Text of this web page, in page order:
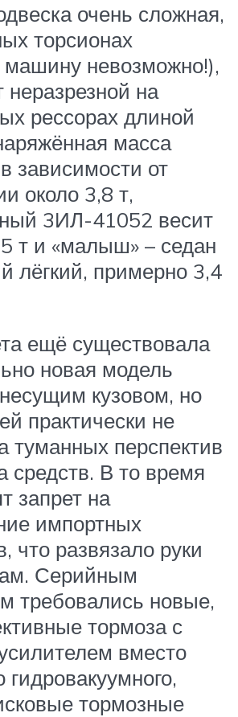
очень сложная,
торсионах
машину невозможно!),
на
рессорах длиной
масса
зависимости от
около 3,8 т,
3ИЛ-41052 весит
т и «малыш» – седан
лёгкий, примерно 3,4
ещё существовала
новая модель
кузовом, но
практически не
туманных перспектив
средств. В то время
запрет на
импортных
что развязало руки
Серийным
требовались новые,
тормоза с
вместо
гидровакуумного,
тормозные